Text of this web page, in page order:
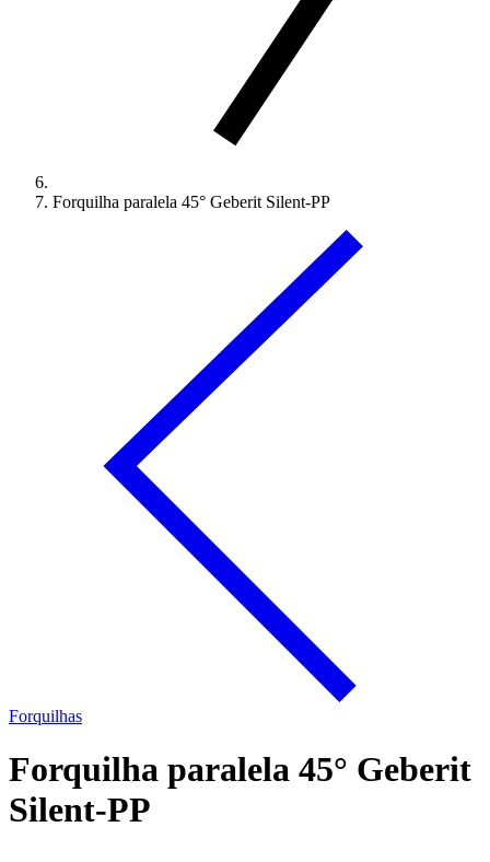
Forquilha paralela 45° Geberit Silent-PP
Forquilhas
Forquilha paralela 45° Geberit
Silent-PP